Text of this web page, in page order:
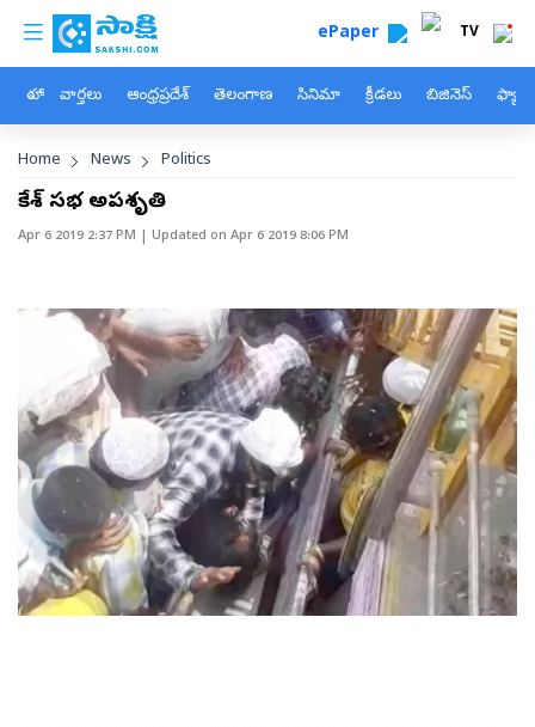
Skip to main content
custom menu ePaper TV
హోం వార్తలు ఆంధ్రప్రదేశ్ తెలంగాణ సినిమా క్రీడలు బిజినెస్
Breadcrumb
Home News Politics
లోకేశ్‌ సభలో అపశృతి
Apr 6 2019 2:37 PM | Updated on Apr 6 2019 8:06 PM